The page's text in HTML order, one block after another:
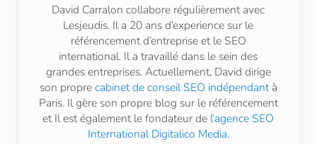
David Carralon collabore régulièrement avec
Lesjeudis. Il a 20 ans d’experience sur le
référencement d’entreprise et le SEO
international. Il a travaillé dans le sein des
grandes entreprises. Actuellement, David dirige
son proprecabinet de conseil SEO indépendantà
Paris. Il gère son propre blog sur le référencement
et Il est également le fondateur de l’agence SEO
International Digitalico Media.